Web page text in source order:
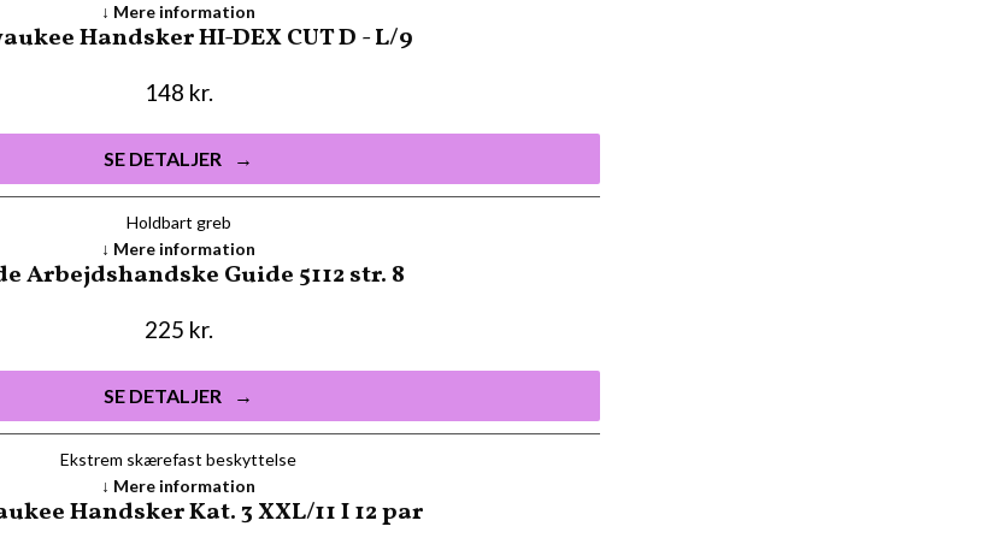
Handsker HI-DEX CUT D - L/9
148 kr.
SE DETALJER
Mere information
Holdbart greb
Arbejdshandske Guide 5112 str. 8
225 kr.
SE DETALJER
Mere information
Ekstrem skærefast beskyttelse
Handsker Kat. 3 XXL/11 I 12 par
Mere information